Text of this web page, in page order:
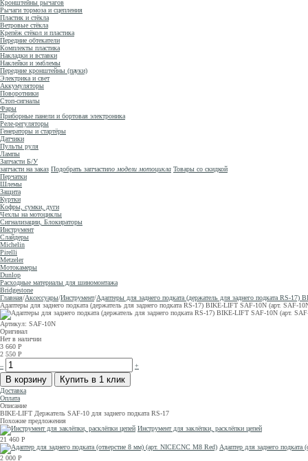
Кронштейны рычагов
Рычаги тормоза и сцепления
Пластик и стёкла
Ветровые стёкла
Крепёж стёкол и пластика
Передние обтекатели
Комплекты пластика
Накладки и вставки
Наклейки и эмблемы
Передние кронштейны (пауки)
Электрика и свет
Аккумуляторы
Поворотники
Стоп-сигналы
Фары
Приборные панели и бортовая электроника
Реле-регуляторы
Генераторы и стартёры
Датчики
Пульты руля
Лампы
Запчасти Б/У
запчасти на заказ Подобрать запчастипо модели мотоцикла Товары со скидкой
Перчатки
Шлемы
Защита
Куртки
Кофры, сумки, дуги
Чехлы на мотоциклы
Сигнализации, Блокираторы
Инструмент
Слайдеры
Michelin
Pirelli
Metzeler
Мотокамеры
Dunlop
Расходные материалы для шиномонтажа
Bridgestone
Главная/Аксессуары/Инструмент/Адаптеры для заднего подката (держатель для заднего подката RS-
Адаптеры для заднего подката (держатель для заднего подката RS-17) BIKE-LIFT SAF-10N (арт. SAF-
Артикул: SAF-10N
Оригинал
Нет в наличии
3 660 Р
2 550 Р
–
+
Доставка
Оплата
Описание
BIKE-LIFT Держатель SAF-10 для заднего подката RS-17
Похожие предложения
Инструмент для заклёпки, расклёпки цепей
21 460 Р
Адаптер для заднего
2 000 Р